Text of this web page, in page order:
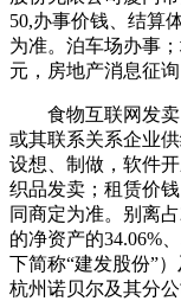
50,办事价钱、结算
为准。泊车场办事
元，房地产消息征询
食物互联网发卖
或其联系关系企业
设想、制做，软件
织品发卖；租赁价
同商定为准。别离
的净资产的34.06%
下简称“建发股份”
杭州诺贝尔及其分